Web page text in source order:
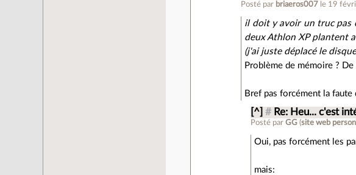
Posté par briaeros007 le 19
il doit y avoir un truc pas
deux Athlon XP plantent
(j'ai juste déplacé le
Problème de mémoire ?
Bref pas forcément la faute
[^] # Re: Heu... c'est
Posté parGG (site web
Oui, pas forcément les
mais: